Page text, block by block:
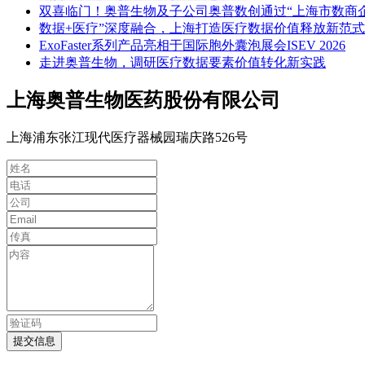
双喜临门！奥普生物及子公司奥普数创通过“上海市数商
数据+医疗”深度融合，上海打造医疗数据价值释放新范式
ExoFaster系列产品亮相于国际胞外囊泡展会ISEV 2026
走进奥普生物，调研医疗数据要素价值转化新实践
上海奥普生物医药股份有限公司
上海浦东张江现代医疗器械园瑞庆路526号
提交信息